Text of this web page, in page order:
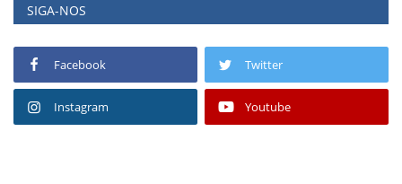
SIGA-NOS
Facebook Twitter
Instagram Youtube